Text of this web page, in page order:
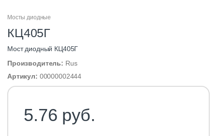
Мосты диодные
КЦ405Г
Мост диодный КЦ405Г
Производитель: Rus
Артикул: 00000002444
5.76 руб.